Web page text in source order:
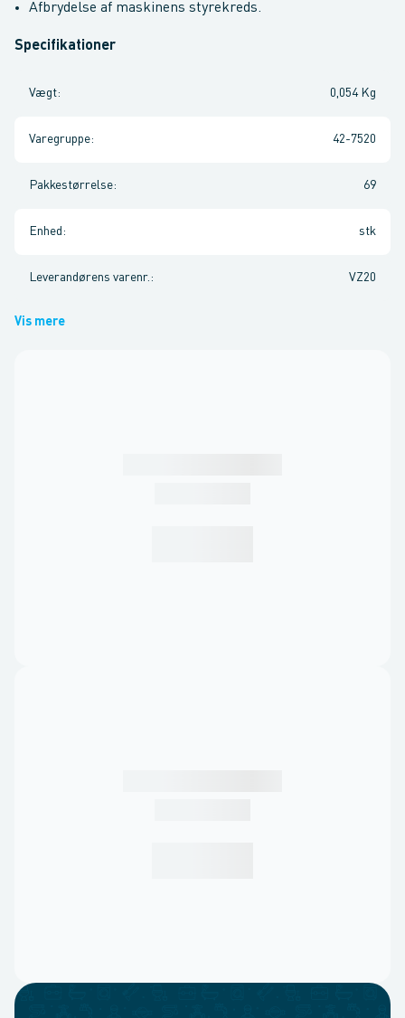
Afbrydelse af maskinens styrekreds.
Specifikationer
Vægt: 0,054 Kg
Varegruppe: 42-7520
Pakkestørrelse: 69
Enhed : stk
Leverandørens varenr. : VZ20
Vis mere